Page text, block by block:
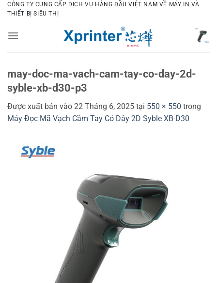
Bỏ
qua
dung
CÔNG TY CUNG CẤP DỊCH VỤ HÀNG ĐẦU VIỆT NAM VỀ MÁY IN VÀ
THIẾT BỊ SIÊU THỊ
may-doc-ma-vach-cam-tay-co-day-2d-
syble-xb-d30-p3
Được xuất bản vào 22 Tháng 6, 2025 tại 550 × 550 trong
Máy Đọc Mã Vạch Cầm Tay Có Dây 2D Syble XB-D30